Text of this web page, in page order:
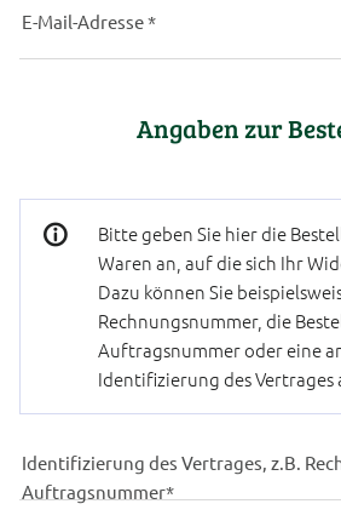
Mail-
Adresse
Angaben zur
Bitte geben Sie hier die
Waren an, auf die sich Ihr
Dazu können Sie
Rechnungsnummer, die
Auftragsnummer oder eine
Identifizierung des Vertrages
des
Vertrages,